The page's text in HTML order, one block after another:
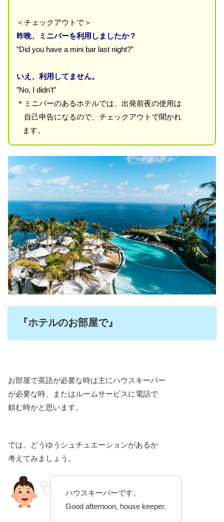
＜チェックアウトで＞
昨晩、ミニバーを利用しましたか？
”Did you have a mini bar last night?”
いえ、利用してません。
”No, I didn’t”
＊ミニバーのあるホテルでは、出発前夜の使用は
自己申告になるので、チェックアウトで聞かれ
ます。
『ホテルのお部屋で』
お部屋で英語が必要な時は主にハウスキーパー
が必要な時、またはルームサービスに電話で
頼む時かと思います。
では、どうゆうシュチュエーションがあるか
考えてみましょう。
ハウスキーパーです。
Good afternoon, house keeper.